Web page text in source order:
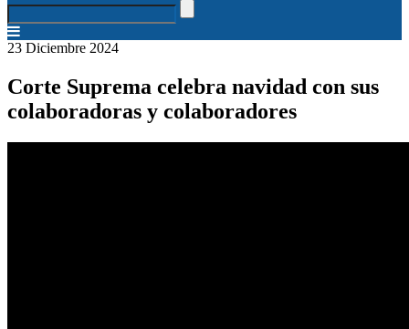
23 Diciembre 2024
Corte Suprema celebra navidad con sus
colaboradoras y colaboradores